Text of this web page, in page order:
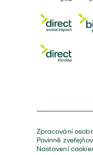
Zpracování
Povinně
Nastavení